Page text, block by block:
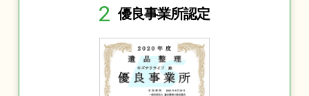
2 優良事業所認定